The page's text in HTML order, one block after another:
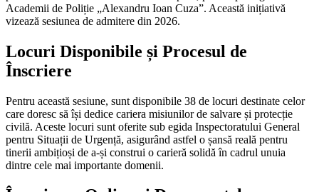
Academii de Poliție „Alexandru Ioan Cuza”. Această inițiativă
vizează sesiunea de admitere din 2026.
Locuri Disponibile și Procesul de
Înscriere
Pentru această sesiune, sunt disponibile 38 de locuri destinate celor
care doresc să își dedice cariera misiunilor de salvare și protecție
civilă. Aceste locuri sunt oferite sub egida Inspectoratului General
pentru Situații de Urgență, asigurând astfel o șansă reală pentru
tinerii ambițioși de a-și construi o carieră solidă în cadrul unuia
dintre cele mai importante domenii.